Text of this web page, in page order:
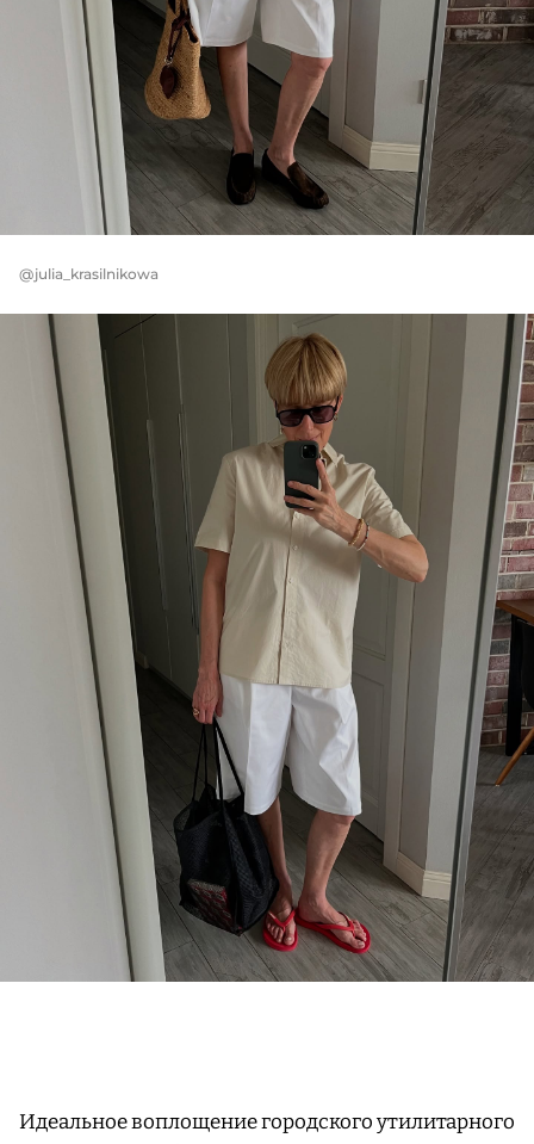
@julia_krasilnikowa
Идеальное воплощение городского утилитарного